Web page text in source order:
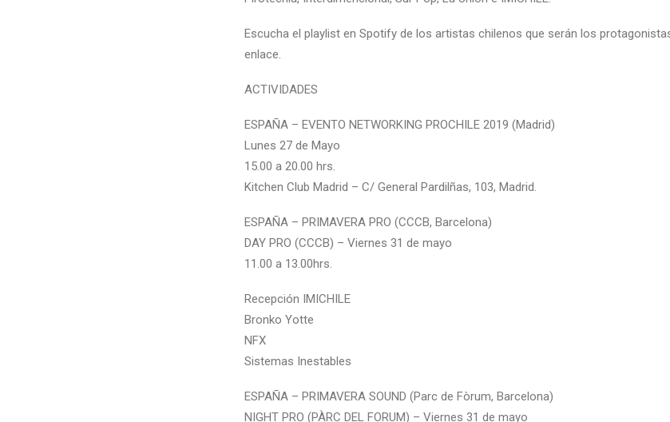
Escucha el playlist en Spotify de los artistas chilenos que serán los
enlace.
ACTIVIDADES
ESPAÑA – EVENTO NETWORKING PROCHILE 2019 (Madrid)
Lunes 27 de Mayo
15.00 a 20.00 hrs.
Kitchen Club Madrid – C/ General Pardilñas, 103, Madrid.
ESPAÑA – PRIMAVERA PRO (CCCB, Barcelona)
DAY PRO (CCCB) – Viernes 31 de mayo
11.00 a 13.00hrs.
Recepción IMICHILE
Bronko Yotte
NFX
Sistemas Inestables
ESPAÑA – PRIMAVERA SOUND (Parc de Fòrum, Barcelona)
NIGHT PRO (PÀRC DEL FORUM) – Viernes 31 de mayo